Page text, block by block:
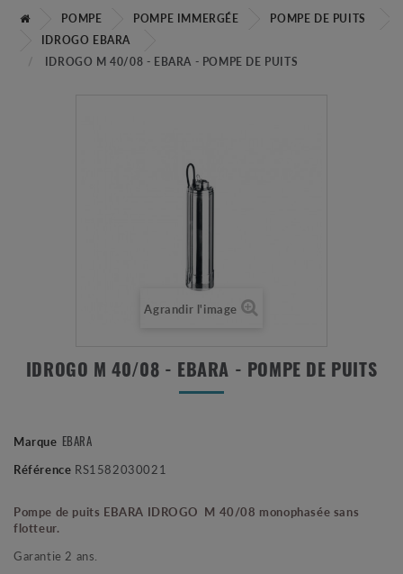
POMPE POMPE IMMERGÉE
POMPE DE PUITS
IDROGO EBARA
IDROGO M 40/08 - EBARA - POMPE DE PUITS
Agrandir l'image
IDROGO M 40/08 - EBARA - POMPE DE PUITS
Marque EBARA
Référence RS1582030021
Pompe de puits EBARA IDROGO M 40/08 monophasée sans
flotteur.
Garantie 2 ans.